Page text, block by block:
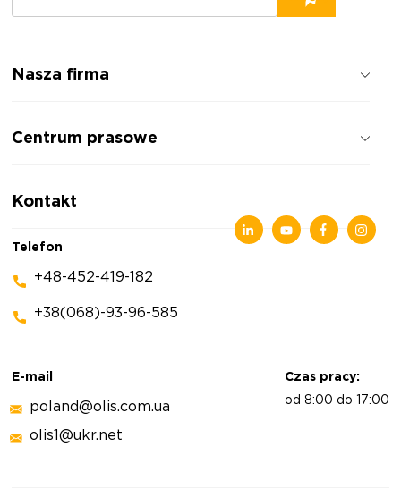
Nasza firma
Opinie o firmie
Centrum prasowe
Artykuły
Kontakt
Telefon
+48-452-419-182
+38(068)-93-96-585
E-mail
poland@olis.com.ua
olis1@ukr.net
Czas pracy:
od 8:00 do 17:00